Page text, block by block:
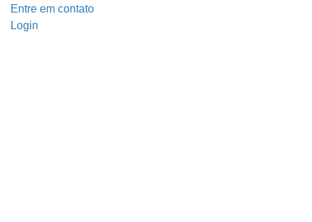
Entre em contato
Login